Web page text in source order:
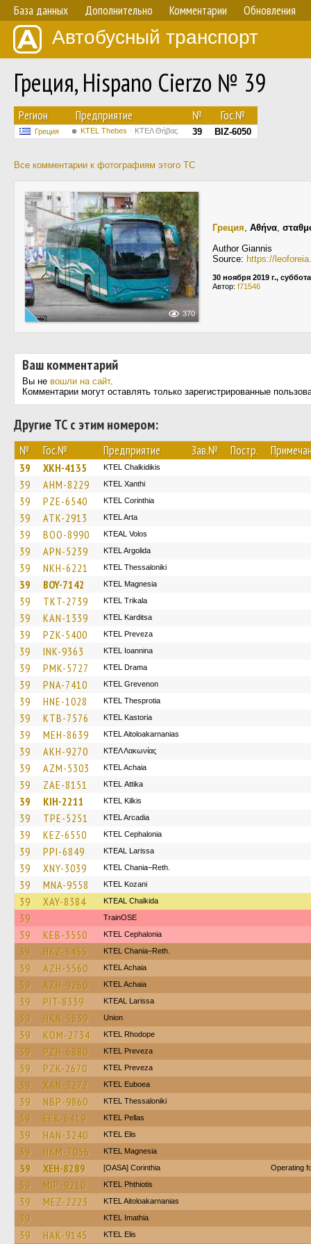
База данных Дополнительно Комментарии Обновления
Автобусный транспорт
Греция, Hispano Cierzo № 39
Регион Предприятие № Гос.№
Греция KTEL Thebes ΚΤΕΛ Θήβας 39 BIZ-6050
Все комментарии к фотографиям этого ТС
370
Греция, Αθήνα,
Author Giannis
Source: https://
30 ноября 2019 г., суббота
Автор: f71546
Ваш комментарий
Вы не вошли на сайт.
Комментарии могут оставлять только зарегистрированные
Другие ТС с этим номером:
№ Гос.№ Предприятие Зав.№ Постр.
39 XKH-4135 ΚΤΕL Chalkidikis
39 AHM-8229 KTEL Xanthi
39 PZE-6540 KTEL Corinthia
39 ATK-2913 KTEL Arta
39 BOO-8990 KTEAL Volos
39 APN-5239 KTEL Argolida
39 NKH-6221 KTEL Thessaloniki
39 BOY-7142 ΚΤΕL Magnesia
39 TKT-2739 ΚΤΕL Τrikala
39 KAN-1339 ΚΤΕL Karditsa
39 PZK-5400 KTEL Preveza
39 INK-9363 KTEL Ioannina
39 PMK-5727 KTEL Drama
39 PNA-7410 ΚΤΕL Grevenon
39 HNE-1028 KTEL Thesprotia
39 KTB-7576 KTEL Kastoria
39 MEH-8639 KTEL Aitoloakarnanias
39 AKH-9270 ΚΤΕΛ Λακωνίας
39 AZM-5303 KTEL Achaia
39 ZAE-8151 KΤΕL Αttika
39 KIH-2211 KTEL Kilkis
39 TPE-5251 KTEL Arcadia
39 KEZ-6550 KTEL Cephalonia
39 PPI-6849 KTEAL Larissa
39 XNY-3039 KTEL Chania–Reth.
39 MNA-9558 ΚΤΕL Kozani
39 XAY-8384 KTEAL Chalkida
39 TrainΟSE
39 KEB-3550 KTEL Cephalonia
39 HKZ-5455 KTEL Chania–Reth.
39 AZH-5560 KTEL Achaia
39 AZH-9260 KTEL Achaia
39 PIT-8339 KTEAL Larissa
39 HKN-5839 Union
39 KOM-2734 KTEL Rhodope
39 PZH-6880 KTEL Preveza
39 PZK-2670 KTEL Preveza
39 XAN-3272 ΚΤΕL Euboea
39 NBP-9860 KTEL Thessaloniki
39 EEK-6419 KTEL Pellas
39 HAN-3240 KTEL Elis
39 HKM-7056 ΚΤΕL Magnesia
39 XEH-8289 [OASA] Corinthia Operating
39 MIP-9210 ΚΤΕL Phthiotis
39 MEZ-2223 KTEL Aitoloakarnanias
39 KTEL Imathia
39 HAK-9145 KTEL Elis